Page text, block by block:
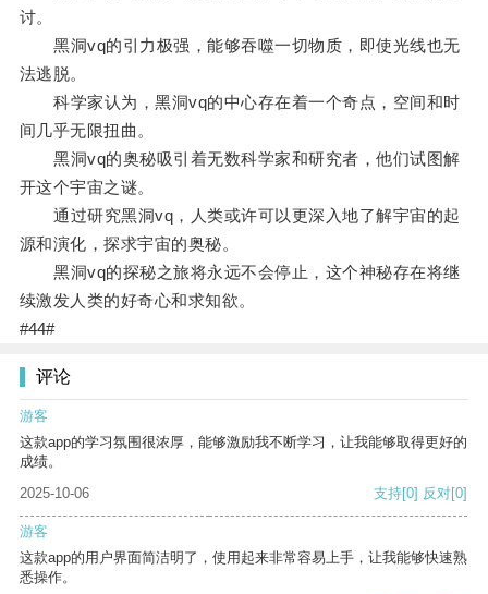
讨。
黑洞vq的引力极强，能够吞噬一切物质，即使光线也无
法逃脱。
科学家认为，黑洞vq的中心存在着一个奇点，空间和时
间几乎无限扭曲。
黑洞vq的奥秘吸引着无数科学家和研究者，他们试图解
开这个宇宙之谜。
通过研究黑洞vq，人类或许可以更深入地了解宇宙的起
源和演化，探求宇宙的奥秘。
黑洞vq的探秘之旅将永远不会停止，这个神秘存在将继
续激发人类的好奇心和求知欲。
#44#
评论
游客
这款app的学习氛围很浓厚，能够激励我不断学习，让我能够取得更好的
成绩。
2025-10-06
支持[0] 反对[0]
游客
这款app的用户界面简洁明了，使用起来非常容易上手，让我能够快速熟
悉操作。